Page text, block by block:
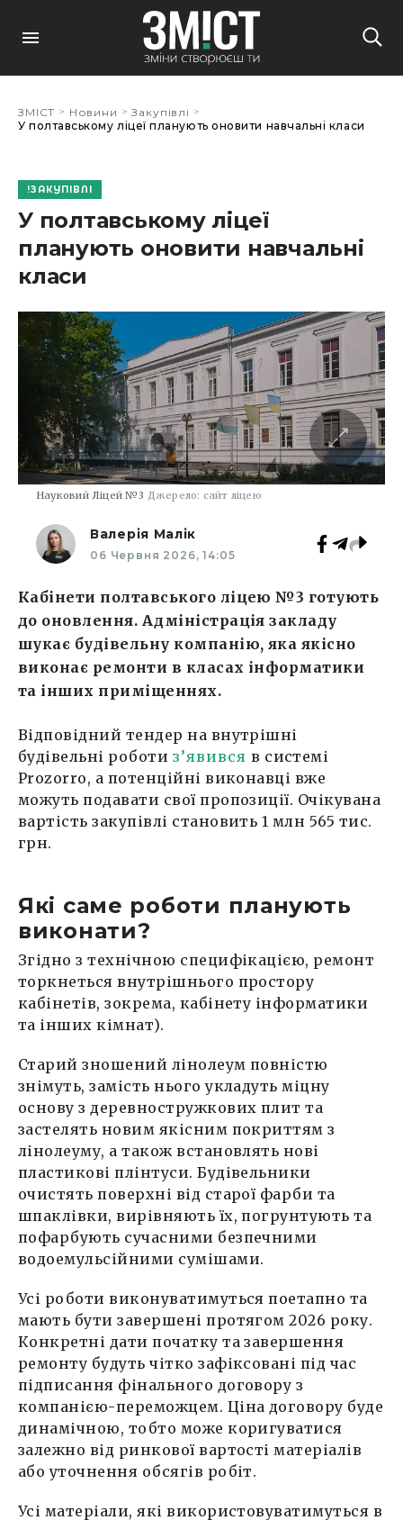
ЗМІСТ > Новини > Закупівлі >
У полтавському ліцеї планують оновити навчальні класи
ЗАКУПІВЛІ
У полтавському ліцеї
планують оновити навчальні
класи
Науковий Ліцей №3 Джерело: сайт ліцею
Валерія Малік
06 Червня 2026, 14:05
Кабінети полтавського ліцею №3 готують
до оновлення. Адміністрація закладу
шукає будівельну компанію, яка якісно
виконає ремонти в класах інформатики
та інших приміщеннях.
Відповідний тендер на внутрішні
будівельні роботи з’явився в системі
Prozorro, а потенційні виконавці вже
можуть подавати свої пропозиції. Очікувана
вартість закупівлі становить 1 млн 565 тис.
грн.
Які саме роботи планують
виконати?
Згідно з технічною специфікацією, ремонт
торкнеться внутрішнього простору
кабінетів, зокрема, кабінету інформатики
та інших кімнат).
Старий зношений лінолеум повністю
знімуть, замість нього укладуть міцну
основу з деревностружкових плит та
застелять новим якісним покриттям з
лінолеуму, а також встановлять нові
пластикові плінтуси. Будівельники
очистять поверхні від старої фарби та
шпаклівки, вирівняють їх, погрунтують та
пофарбують сучасними безпечними
водоемульсійними сумішами.
Усі роботи виконуватимуться поетапно та
мають бути завершені протягом 2026 року.
Конкретні дати початку та завершення
ремонту будуть чітко зафіксовані під час
підписання фінального договору з
компанією-переможцем. Ціна договору буде
динамічною, тобто може коригуватися
залежно від ринкової вартості матеріалів
або уточнення обсягів робіт.
Усі матеріали, які використовуватимуться в